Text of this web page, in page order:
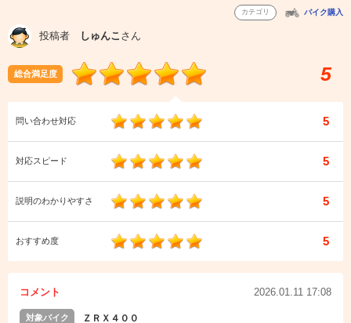
カテゴリ バイク購入
投稿者 しゅんこ さん
総合満足度 5
問い合わせ対応 5
対応スピード 5
説明のわかりやすさ 5
おすすめ度 5
コメント 2026.01.11 17:08
対象バイク ＺＲＸ４００